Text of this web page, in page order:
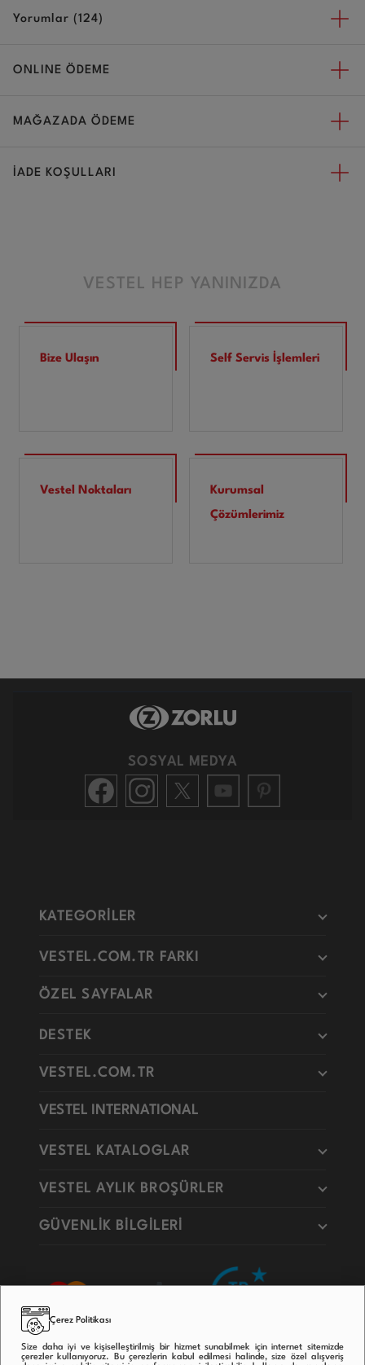
Yorumlar (124)
ONLINE ÖDEME
MAĞAZADA ÖDEME
İADE KOŞULLARI
VESTEL HEP YANINIZDA
Bize Ulaşın Self Servis İşlemleri
Vestel Noktaları
Kurumsal
Çözümlerimiz
SOSYAL MEDYA
KATEGORİLER
VESTEL.COM.TR FARKI
ÖZEL SAYFALAR
DESTEK
VESTEL.COM.TR
VESTEL INTERNATIONAL
VESTEL KATALOGLAR
VESTEL AYLIK BROŞÜRLER
GÜVENLİK BİLGİLERİ
Çerez Politikası
Size daha iyi ve kişiselleştirilmiş bir hizmet sunabilmek için internet sitemizde
çerezler kullanıyoruz. Bu çerezlerin kabul edilmesi halinde, size özel alışveriş